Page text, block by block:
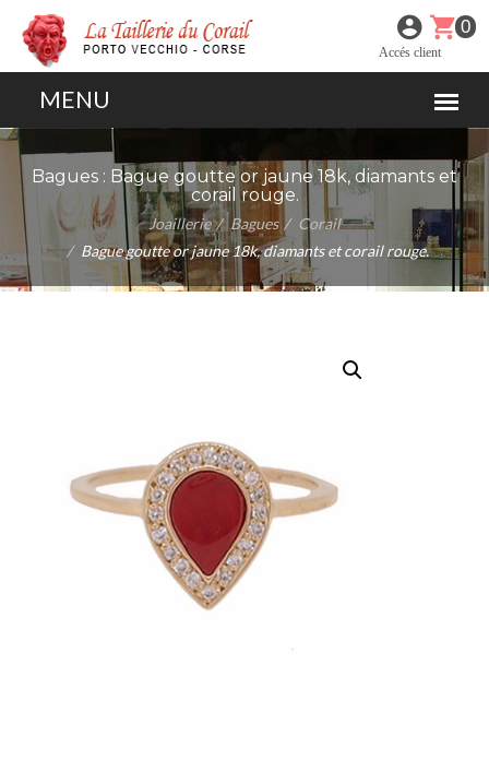
0
Accés client
Bagues : Bague goutte or jaune 18k, diamants et
corail rouge.
Joaillerie Bagues
Corail
Bague goutte or jaune 18k, diamants et corail rouge.